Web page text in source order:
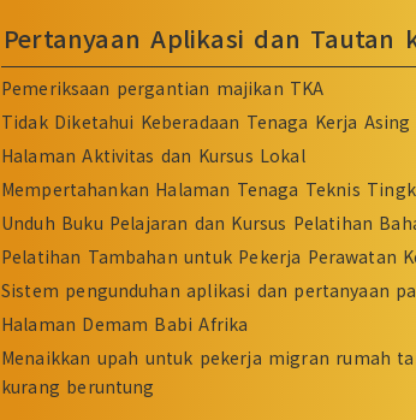
Pertanyaan Aplikasi dan Tautan
Pemeriksaan pergantian majikan TKA
Tidak Diketahui Keberadaan Tenaga Kerja
Halaman Aktivitas dan Kursus Lokal
Mempertahankan Halaman Tenaga Teknis
Unduh Buku Pelajaran dan Kursus Pelatihan
Pelatihan Tambahan untuk Pekerja Perawatan
Sistem pengunduhan aplikasi dan pertanyaan
Halaman Demam Babi Afrika
Menaikkan upah untuk pekerja migran rumah
kurang beruntung